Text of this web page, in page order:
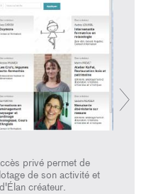
privé permet de
de son activité et
créateur.